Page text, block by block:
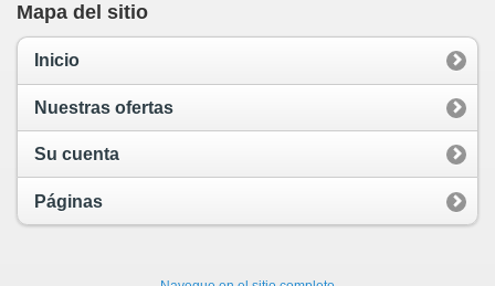
Mapa del sitio
Inicio
Nuestras ofertas
Su cuenta
Páginas